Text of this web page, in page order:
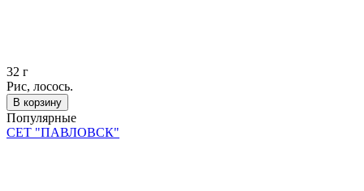
32 г
Рис, лосось.
В корзину
Популярные
СЕТ "ПАВЛОВСК"